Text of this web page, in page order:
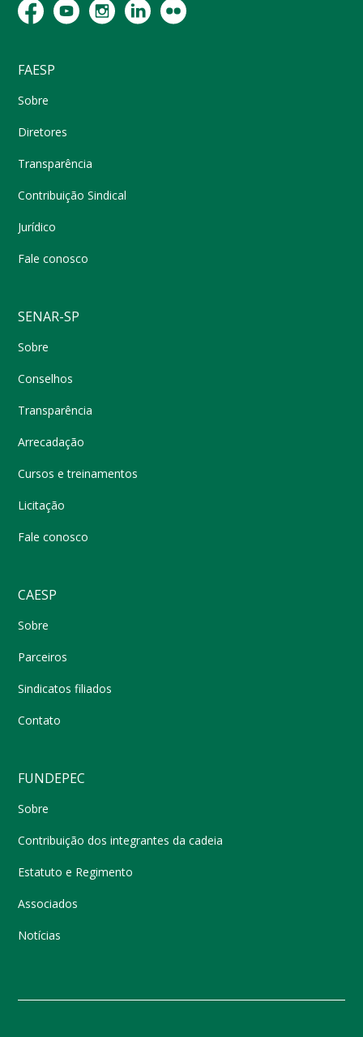
FAESP
Sobre
Diretores
Transparência
Contribuição Sindical
Jurídico
Fale conosco
SENAR-SP
Sobre
Conselhos
Transparência
Arrecadação
Cursos e treinamentos
Licitação
Fale conosco
CAESP
Sobre
Parceiros
Sindicatos filiados
Contato
FUNDEPEC
Sobre
Contribuição dos integrantes da cadeia
Estatuto e Regimento
Associados
Notícias